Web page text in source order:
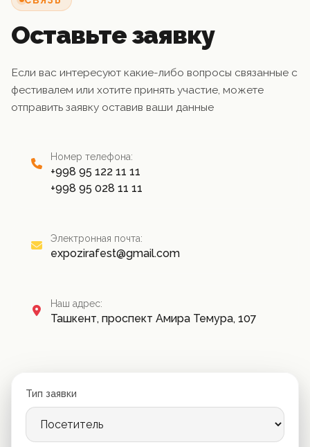
Оставьте заявку
Если вас интересуют какие-либо вопросы связанные с
фестивалем или хотите принять участие, можете
отправить заявку оставив ваши данные
Номер телефона:
+998 95 122 11 11
+998 95 028 11 11
Электронная почта:
expozirafest@gmail.com
Наш адрес:
Ташкент, проспект Амира Темура, 107
Тип заявки